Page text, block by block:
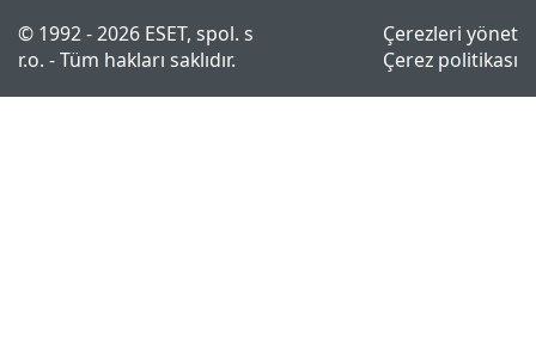
© 1992 - 2026 ESET, spol. s
r.o. - Tüm hakları saklıdır.
Çerezleri yönet
Çerez politikası